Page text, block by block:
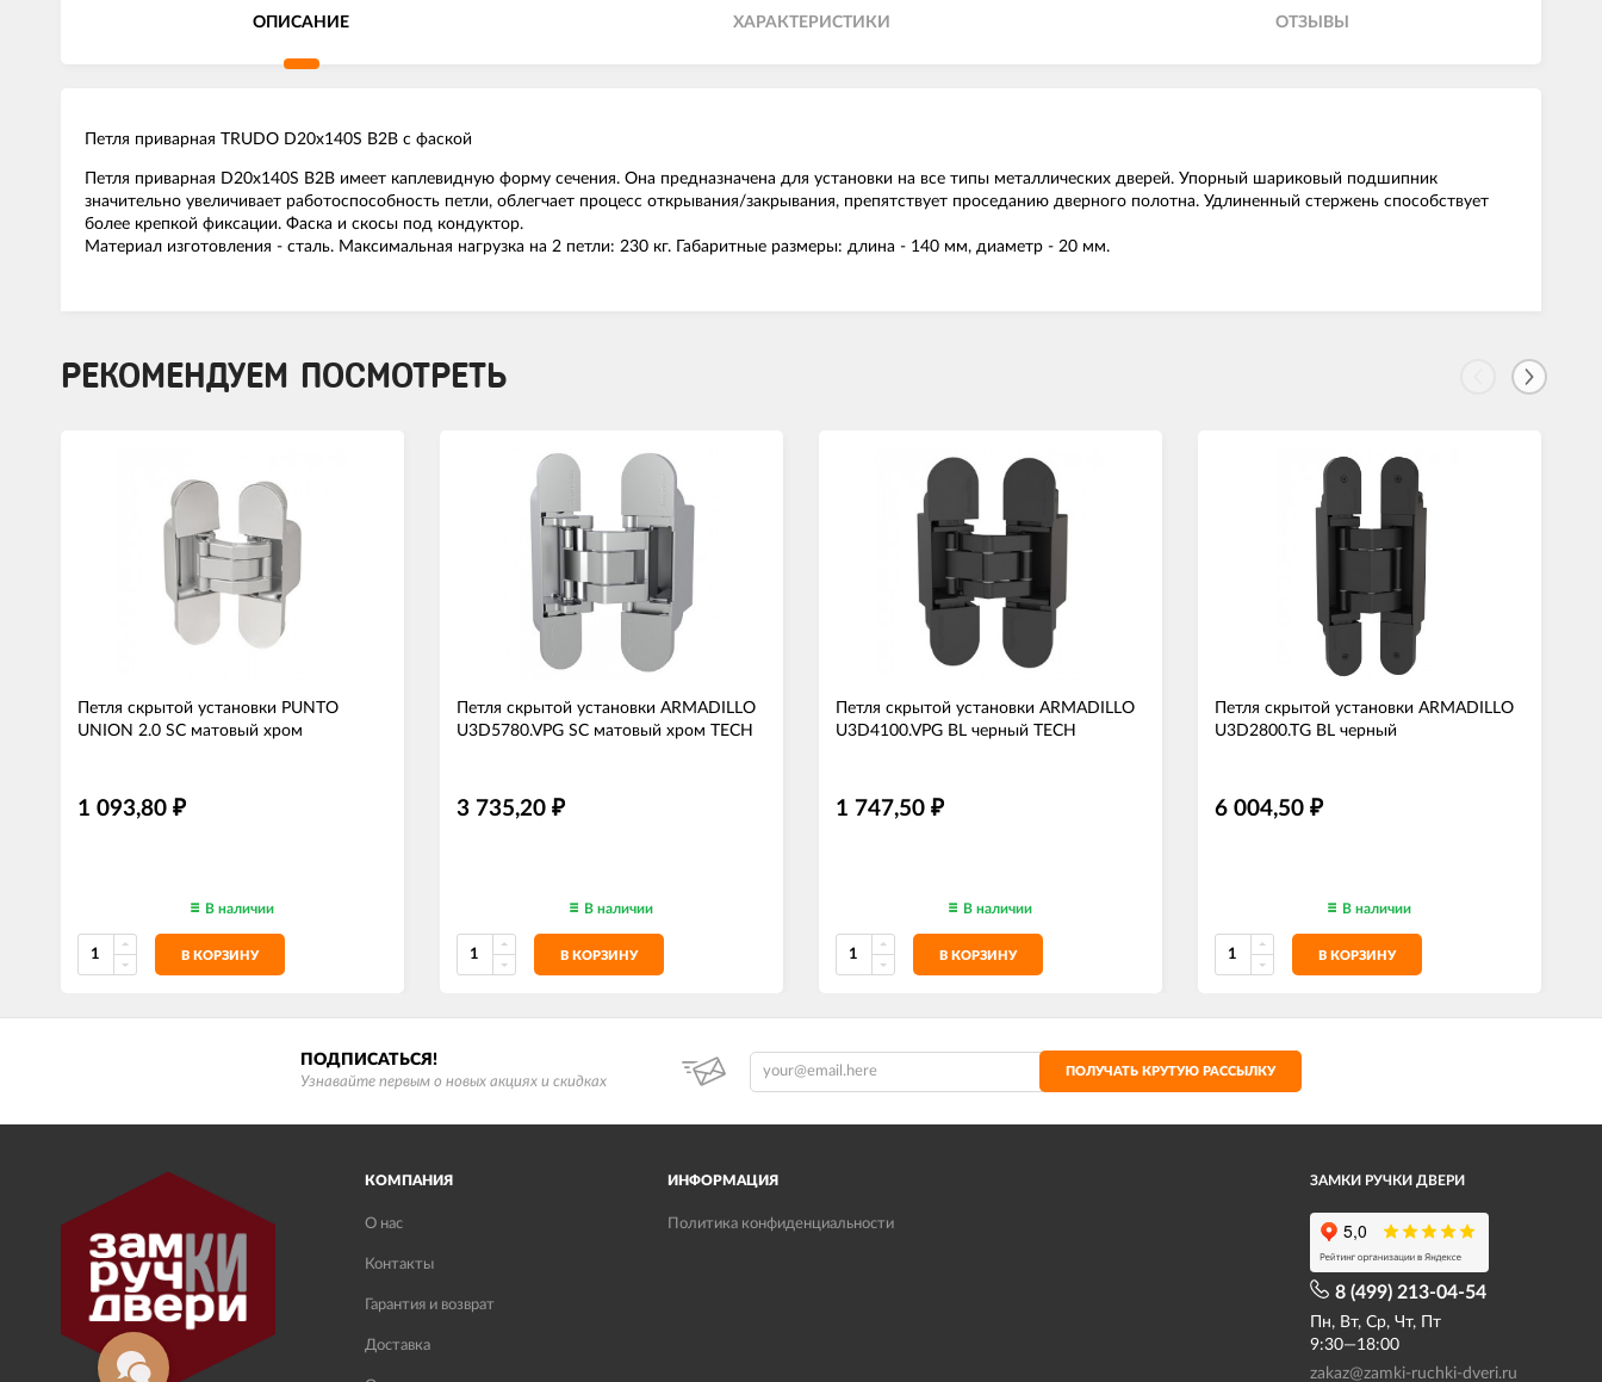
ОПИСАНИЕ ХАРАКТЕРИСТИКИ ОТЗЫВЫ
Петля приварная TRUDO D20x140S B2B с фаской
Петля приварная D20x140S B2B имеет каплевидную форму сечения. Она предназначена для установки на все типы металлических дверей. Упорный шариковый подшипник
значительно увеличивает работоспособность петли, облегчает процесс открывания/закрывания, препятствует проседанию дверного полотна. Удлиненный стержень способствует
более крепкой фиксации. Фаска и скосы под кондуктор.
Материал изготовления - сталь. Максимальная нагрузка на 2 петли: 230 кг. Габаритные размеры: длина - 140 мм, диаметр - 20 мм.
РЕКОМЕНДУЕМ ПОСМОТРЕТЬ
Петля скрытой установки PUNTO
UNION 2.0 SC матовый хром
1 093,80 ₽
В наличии
В КОРЗИНУ
Петля скрытой установки ARMADILLO
U3D5780.VPG SC матовый хром TECH
3 735,20 ₽
В наличии
В КОРЗИНУ
Петля скрытой установки ARMADILLO
U3D4100.VPG BL черный TECH
1 747,50 ₽
В наличии
В КОРЗИНУ
Петля скрытой установки ARMADILLO
U3D2800.TG BL черный
6 004,50 ₽
В наличии
В КОРЗИНУ
ПОДПИСАТЬСЯ!
Узнавайте первым о новых акциях и скидках
ПОЛУЧАТЬ КРУТУЮ РАССЫЛКУ
КОМПАНИЯ
О нас
Контакты
Гарантия и возврат
Доставка
ИНФОРМАЦИЯ
Политика конфиденциальности
ЗАМКИ РУЧКИ ДВЕРИ
8 (499) 213-04-54​
Пн, Вт, Ср, Чт, Пт
9:30—18:00
zakaz@zamki-ruchki-dveri.ru